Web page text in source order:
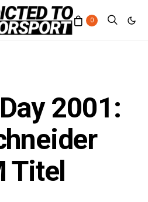
0
2001:
Titel